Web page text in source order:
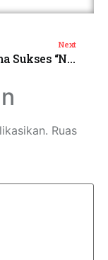
Next
Pengusaha Sukses “Nurul Damayana” Gelar IFTAR AKBAR di Bulan Suci Ramadhan
Ruas